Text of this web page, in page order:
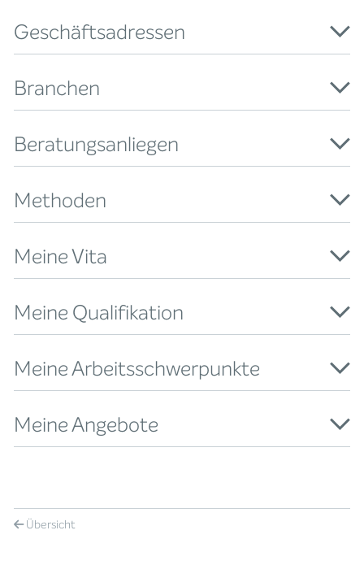
Geschäftsadressen
Branchen
Beratungsanliegen
Methoden
Meine Vita
Meine Qualifikation
Meine Arbeitsschwerpunkte
Meine Angebote
Übersicht